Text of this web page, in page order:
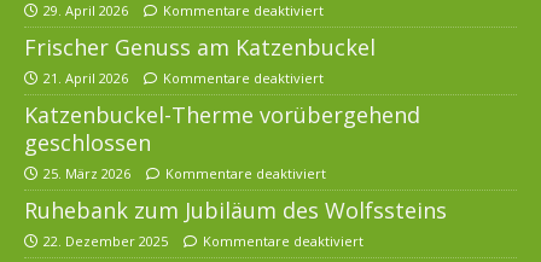
29. April 2026 Kommentare deaktiviert
Frischer Genuss am Katzenbuckel
21. April 2026 Kommentare deaktiviert
Katzenbuckel-Therme vorübergehend
geschlossen
25. März 2026 Kommentare deaktiviert
Ruhebank zum Jubiläum des Wolfssteins
22. Dezember 2025 Kommentare deaktiviert